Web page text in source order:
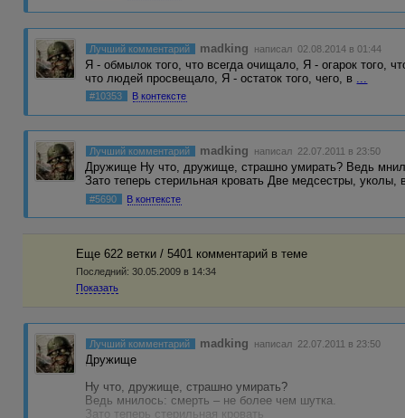
Лучший комментарий madking написал 02.08.2014 в 01:44
Я - обмылок того, что всегда очищало, Я - огарок того,
что людей просвещало, Я - остаток того, чего, в
#10353 В контексте
Лучший комментарий madking написал 22.07.2011 в 23:50
Дружище Ну что, дружище, страшно умирать? Ведь
Зато теперь стерильная кровать Две медсестры, уколы,
#5690 В контексте
Еще 622 ветки / 5401 комментарий в темe
Последний: 30.05.2009 в 14:34
Показать
Лучший комментарий madking написал 22.07.2011 в 23:50
Дружище
Ну что, дружище, страшно умирать?
Ведь мнилось: смерть – не более чем шутка.
Зато теперь стерильная кровать